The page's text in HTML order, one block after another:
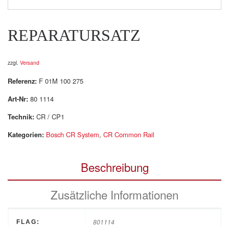
REPARATURSATZ
zzgl. Versand
Referenz: F 01M 100 275
Art-Nr: 80 1114
Technik: CR / CP1
Kategorien: Bosch CR System, CR Common Rail
Beschreibung
Zusätzliche Informationen
FLAG: 801114